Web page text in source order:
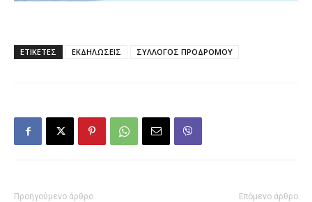
ΕΤΙΚΕΤΕΣ ΕΚΔΗΛΩΣΕΙΣ ΣΥΛΛΟΓΟΣ ΠΡΟΔΡΟΜΟΥ
Προηγούμενο άρθρο Επόμενο άρθρο